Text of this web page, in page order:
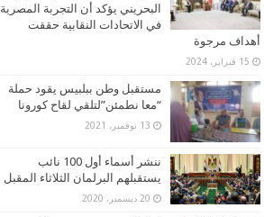
البحريني يؤكد أن التجربة المصرية
في الاتحادات النقابية حققت
أهداف مرجوة
15 فبراير، 2024
مستقبل وطن ببلبيس يقود حملة
“معا نطمئن”لتلقي لقاح كورونا
13 نوفمبر، 2021
ننشر أسماء أول 100 نائب
يستقبلهم البرلمان الثلاثاء المقبل
20 ديسمبر، 2020